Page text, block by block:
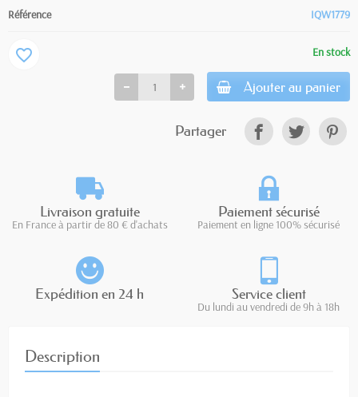
Référence IQW1779
En stock
Ajouter au panier
favorite_border
Partager
Livraison gratuite
En France à partir de 80 € d'achats
Paiement sécurisé
Paiement en ligne 100% sécurisé
Expédition en 24 h Service client
Du lundi au vendredi de 9h à 18h
Description